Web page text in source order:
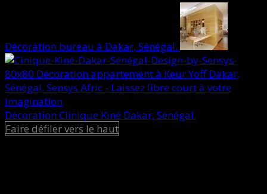
Décoration bureau à Dakar, Sénégal.
Décoration Clinique Kiné Dakar, Sénégal.
Faire défiler vers le haut